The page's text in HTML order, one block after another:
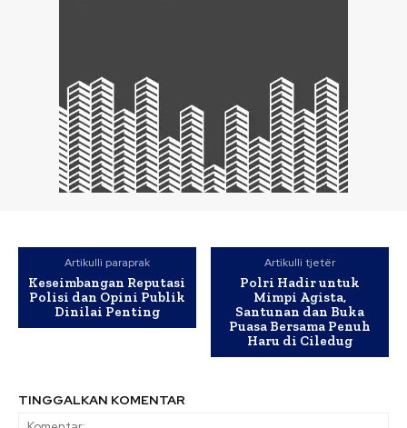
Artikulli paraprak
Keseimbangan Reputasi
Polisi dan Opini Publik
Dinilai Penting
Artikulli tjetër
Polri Hadir untuk
Mimpi Agista,
Santunan dan Buka
Puasa Bersama Penuh
Haru di Ciledug
TINGGALKAN KOMENTAR